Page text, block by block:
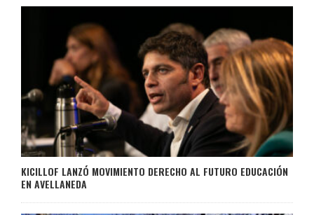
KICILLOF LANZÓ MOVIMIENTO DERECHO AL FUTURO EDUCACIÓN
EN AVELLANEDA